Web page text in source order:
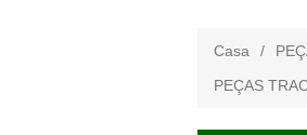
Casa /
PEÇAS